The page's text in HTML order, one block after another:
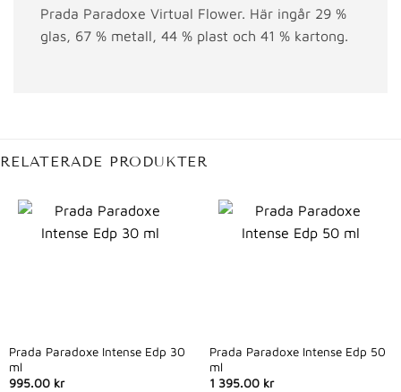
Prada Paradoxe Virtual Flower. Här ingår 29 %
glas, 67 % metall, 44 % plast och 41 % kartong.
RELATERADE PRODUKTER
Prada Paradoxe Intense Edp 30
ml
995.00 kr
Prada Paradoxe Intense Edp 50
ml
1 395.00 kr